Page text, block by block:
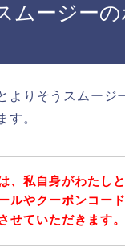
ムージー
よりそうスムージ
す。
、私自身がわたし
ルやクーポンコー
せていただきます。